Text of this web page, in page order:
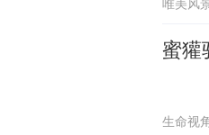
蜜獾
生命视